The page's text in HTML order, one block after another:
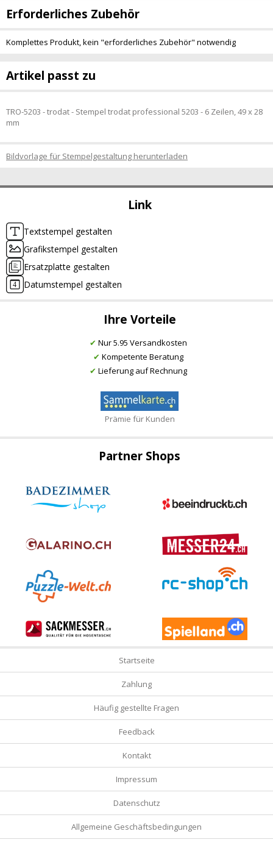
Link
Textstempel gestalten
Grafikstempel gestalten
Ersatzplatte gestalten
Datumstempel gestalten
Ihre Vorteile
✔ Nur 5.95 Versandkosten
✔ Kompetente Beratung
✔ Lieferung auf Rechnung
Prämie für Kunden
Erforderliches Zubehör
Komplettes Produkt, kein "erforderliches Zubehör" notwendig
Artikel passt zu
TRO-5203 - trodat - Stempel trodat professional 5203 - 6 Zeilen, 49 x 28
mm
Bildvorlage für Stempelgestaltung herunterladen
Partner Shops
Startseite
Zahlung
Häufig gestellte Fragen
Feedback
Kontakt
Impressum
Datenschutz
Allgemeine Geschäftsbedingungen